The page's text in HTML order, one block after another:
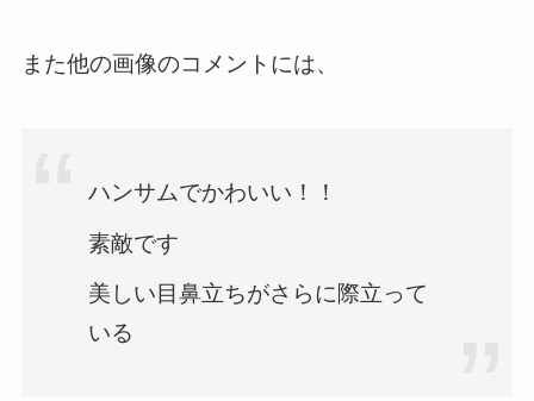
また他の画像のコメントには、
ハンサムでかわいい！！
素敵です
美しい目鼻立ちがさらに際立って
いる